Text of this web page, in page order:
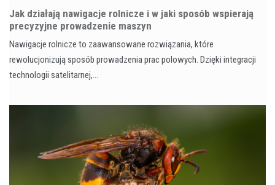
Jak działają nawigacje rolnicze i w jaki sposób wspierają
precyzyjne prowadzenie maszyn
Nawigacje rolnicze to zaawansowane rozwiązania, które
rewolucjonizują sposób prowadzenia prac polowych. Dzięki integracji
technologii satelitarnej,…